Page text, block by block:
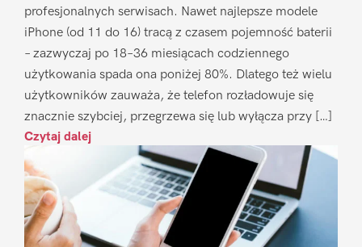
profesjonalnych serwisach. Nawet najlepsze modele
iPhone (od 11 do 16) tracą z czasem pojemność baterii
– zazwyczaj po 18–36 miesiącach codziennego
użytkowania spada ona poniżej 80%. Dlatego też wielu
użytkowników zauważa, że telefon rozładowuje się
znacznie szybciej, przegrzewa się lub wyłącza przy […]
Czytaj dalej